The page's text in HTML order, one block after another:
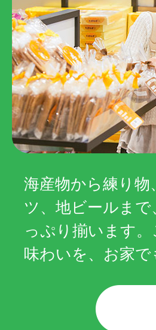
海産物から練り
ツ、地ビールま
っぷり揃います
味わいを、お家で